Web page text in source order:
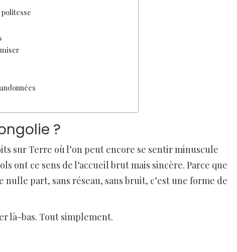
?
sur Terre où l’on peut encore se sentir minuscule
ont ce sens de l’accueil brut mais sincère. Parce que
part, sans réseau, sans bruit, c’est une forme de
là-bas. Tout simplement.